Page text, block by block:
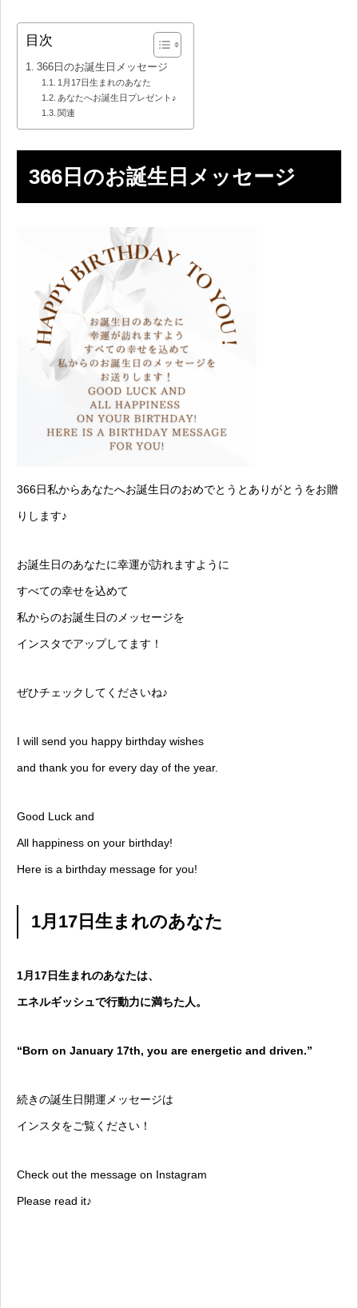
目次
366日のお誕生日メッセージ
1月17日生まれのあなた
あなたへお誕生日プレゼント♪
関連
366日のお誕生日メッセージ
366日私からあなたへお誕生日のおめでとうとありがとうをお贈
りします♪
お誕生日のあなたに幸運が訪れますように
すべての幸せを込めて
私からのお誕生日のメッセージを
インスタでアップしてます！
ぜひチェックしてくださいね♪
I will send you happy birthday wishes
and thank you for every day of the year.
Good Luck and
All happiness on your birthday!
Here is a birthday message for you!
1月17日生まれのあなた
1月17日生まれのあなたは、
エネルギッシュで行動力に満ちた人。
“Born on January 17th, you are energetic and driven.”
続きの誕生日開運メッセージは
インスタをご覧ください！
Check out the message on Instagram
Please read it♪